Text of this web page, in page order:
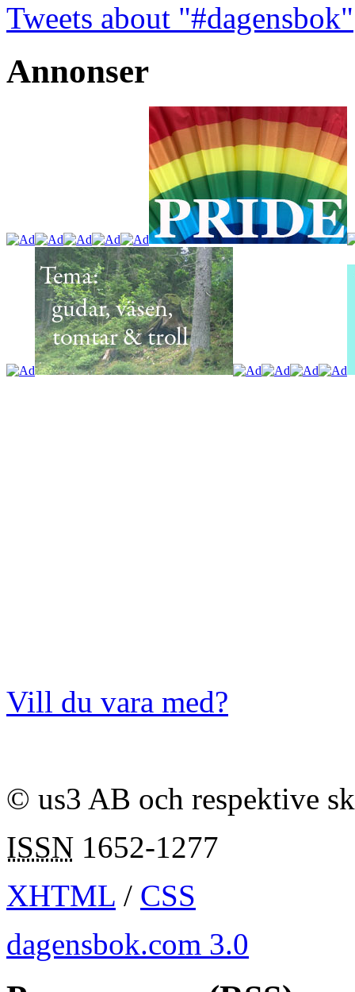
Tweets about "#dagensbok"
Annonser
Vill du vara med?
© us3 AB och respektive
ISSN 1652-1277
XHTML / CSS
dagensbok.com 3.0